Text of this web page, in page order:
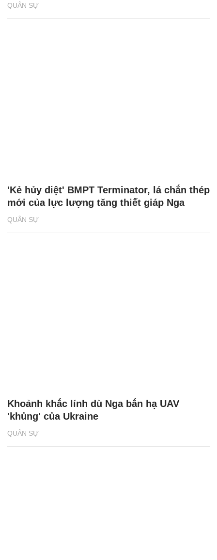
QUÂN SỰ
QUÂN SỰ
'Kẻ hủy diệt' BMPT Terminator, lá chắn thép
mới của lực lượng tăng thiết giáp Nga
QUÂN SỰ
Khoảnh khắc lính dù Nga bắn hạ UAV
'khủng' của Ukraine